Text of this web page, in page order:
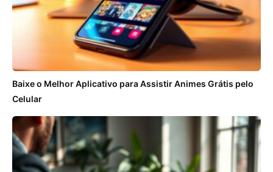
Baixe o Melhor Aplicativo para Assistir Animes Grátis pelo
Celular